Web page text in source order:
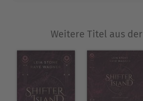
Weitere Titel aus